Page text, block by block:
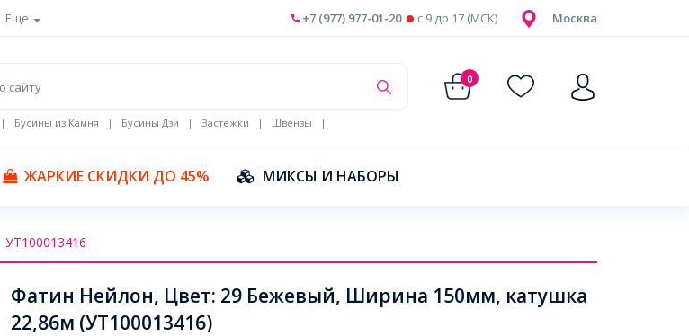
Еще Москва
+7 (977) 977-01-20 c 9 до 17 (МСК)
0
| Бусины из Камня | Бусины Дзи | Застежки | Швензы
|
ЖАРКИЕ СКИДКИ ДО 45% МИКСЫ И НАБОРЫ
УТ100013416
Фатин Нейлон, Цвет: 29 Бежевый, Ширина 150мм, катушка
22,86м (УТ100013416)